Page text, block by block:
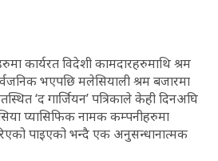
कार्यरत विदेशी कामदारहरुमाथि श्रम
भएपछि मलेसियाली श्रम बजारमा
‘द गार्जियन’ पत्रिकाले केही दिनअघि
प्यासिफिक नामक कम्पनीहरुमा
पाइएको भन्दै एक अनुसन्धानात्मक